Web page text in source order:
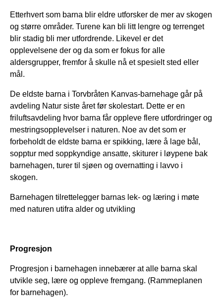
Etterhvert som barna blir eldre utforsker de mer av skogen
og større områder. Turene kan bli litt lengre og terrenget
blir stadig bli mer utfordrende. Likevel er det
opplevelsene der og da som er fokus for alle
aldersgrupper, fremfor å skulle nå et spesielt sted eller
mål.
De eldste barna i Torvbråten Kanvas-barnehage går på
avdeling Natur siste året før skolestart. Dette er en
friluftsavdeling hvor barna får oppleve flere utfordringer og
mestringsopplevelser i naturen. Noe av det som er
forbeholdt de eldste barna er spikking, lære å lage bål,
sopptur med soppkyndige ansatte, skiturer i løypene bak
barnehagen, turer til sjøen og overnatting i lavvo i
skogen.
Barnehagen tilrettelegger barnas lek- og læring i møte
med naturen utifra alder og utvikling
Progresjon
Progresjon i barnehagen innebærer at alle barna skal
utvikle seg, lære og oppleve fremgang. (Rammeplanen
for barnehagen).